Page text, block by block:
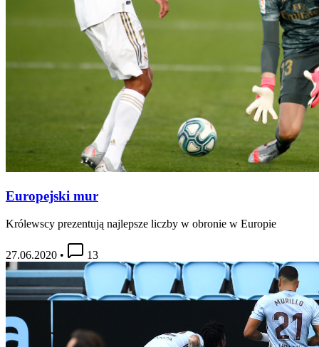
Europejski mur
Królewscy prezentują najlepsze liczby w obronie w Europie
27.06.2020 • 13